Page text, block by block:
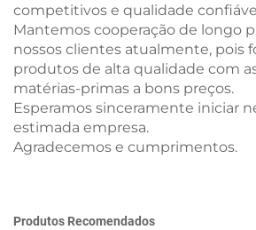
competitivos e qualidade
Mantemos cooperação de longo
nossos clientes atualmente, pois
produtos de alta qualidade com
matérias-primas a bons preços.
Esperamos sinceramente iniciar
estimada empresa.
Agradecemos e cumprimentos.
Produtos Recomendados